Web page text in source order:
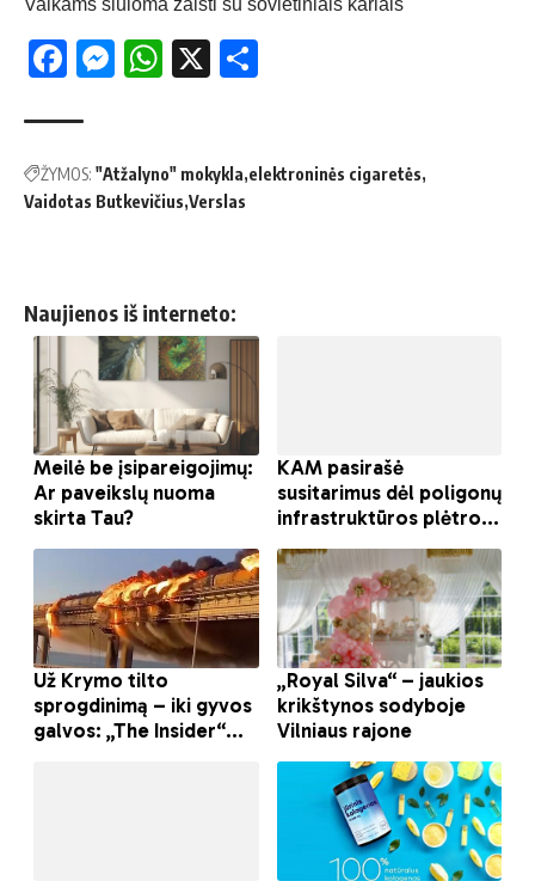
Vaikams siūloma žaisti su sovietiniais kariais
Facebook
Messenger
WhatsApp
X
ŽYMOS: "Atžalyno" mokykla elektroninės cigaretės
Vaidotas Butkevičius Verslas
Naujienos iš interneto: